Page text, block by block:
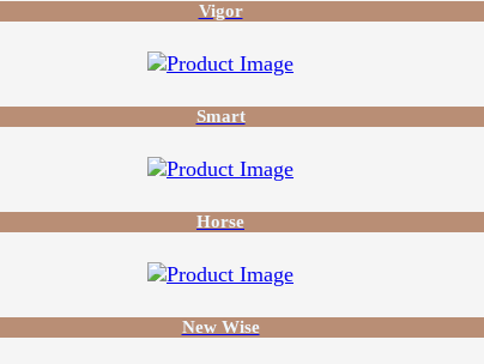
Vigor
Smart
Horse
New Wise